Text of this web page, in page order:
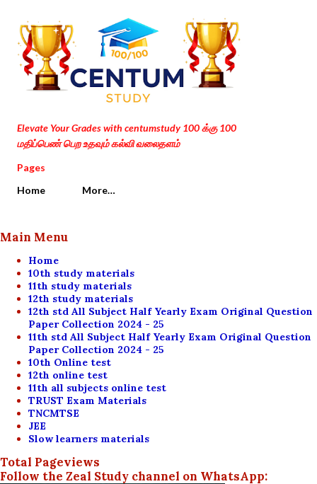
Skip to main content
Elevate Your Grades with centumstudy 100 க்கு 100
மதிப்பெண் பெற உதவும் கல்வி வலைதளம்
Pages
Home
More…
Main Menu
Home
10th study materials
11th study materials
12th study materials
12th std All Subject Half Yearly Exam Original Question
Paper Collection 2024 - 25
11th std All Subject Half Yearly Exam Original Question
Paper Collection 2024 - 25
10th Online test
12th online test
11th all subjects online test
TRUST Exam Materials
TNCMTSE
JEE
Slow learners materials
Total Pageviews
Follow the Zeal Study channel on WhatsApp: